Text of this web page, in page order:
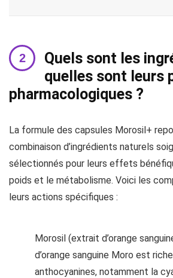
Quels sont les
quelles sont leurs
pharmacologiques ?
La formule des capsules Morosil+
combinaison d’ingrédients naturels
sélectionnés pour leurs effets
poids et le métabolisme. Voici les
leurs actions spécifiques :
Morosil (extrait d’orange
d’orange sanguine Moro est
anthocyanines, notamment la